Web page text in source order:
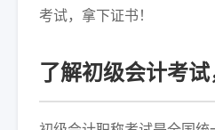
考试，拿下证书！
了解初级会计考